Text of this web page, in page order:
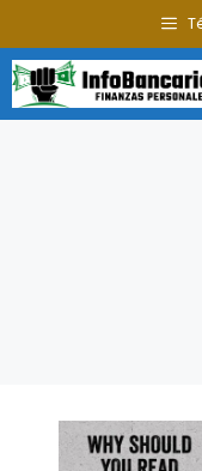
al
contenido